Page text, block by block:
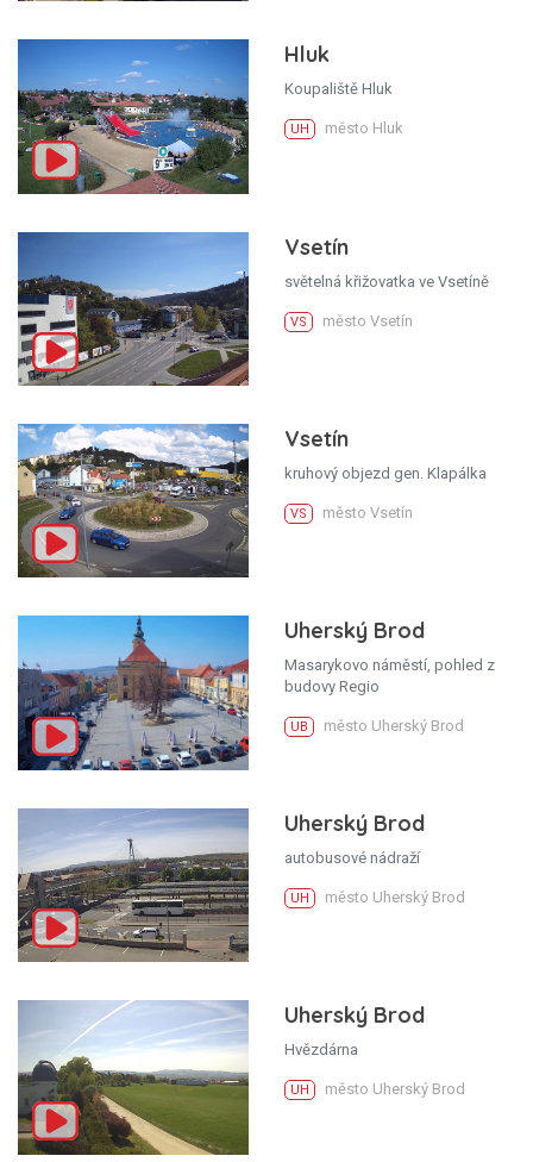
Hluk
Koupaliště Hluk
UH město Hluk
Vsetín
světelná křižovatka ve Vsetíně
VS město Vsetín
Vsetín
kruhový objezd gen. Klapálka
VS město Vsetín
Uherský Brod
Masarykovo náměstí, pohled z
budovy Regio
UB město Uherský Brod
Uherský Brod
autobusové nádraží
UH město Uherský Brod
Uherský Brod
Hvězdárna
UH město Uherský Brod